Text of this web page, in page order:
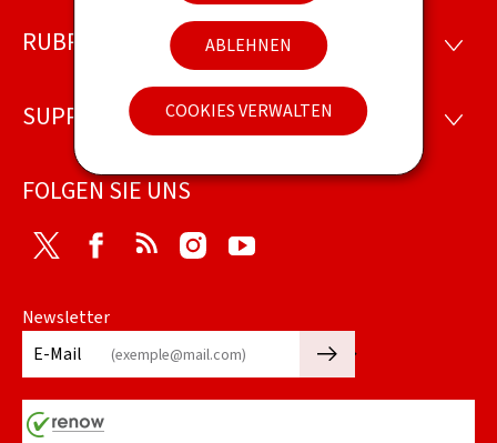
ABLEHNEN
COOKIES VERWALTEN
Footer
RUBRIKEN
SUPPORT
FOLGEN SIE UNS
Twitter Facebook
RSS Instagram
Newsletter
E-Mail
🡒